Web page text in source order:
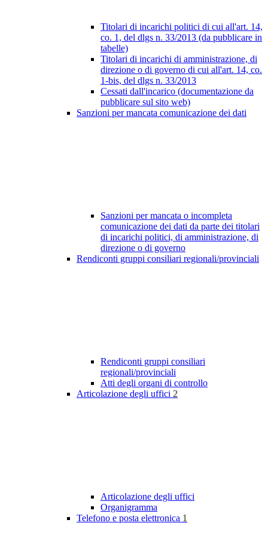
Titolari di incarichi politici di cui all'art. 14,
co. 1, del dlgs n. 33/2013 (da pubblicare in
tabelle)
Titolari di incarichi di amministrazione, di
direzione o di governo di cui all'art. 14, co.
1-bis, del dlgs n. 33/2013
Cessati dall'incarico (documentazione da
pubblicare sul sito web)
Sanzioni per mancata comunicazione dei dati
Sanzioni per mancata o incompleta
comunicazione dei dati da parte dei titolari
di incarichi politici, di amministrazione, di
direzione o di governo
Rendiconti gruppi consiliari regionali/provinciali
Rendiconti gruppi consiliari
regionali/provinciali
Atti degli organi di controllo
Articolazione degli uffici 2
Articolazione degli uffici
Organigramma
Telefono e posta elettronica 1